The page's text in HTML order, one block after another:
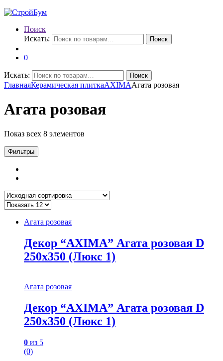
Поиск
Искать:
Поиск
0
Искать: Поиск
ГлавнаяКерамическая плиткаAXIMAАгата розовая
Агата розовая
Показ всех 8 элементов
Фильтры
Агата розовая
Декор “AXIMA” Агата розовая D
250х350 (Люкс 1)
Агата розовая
Декор “AXIMA” Агата розовая D
250х350 (Люкс 1)
0 из 5
(0)